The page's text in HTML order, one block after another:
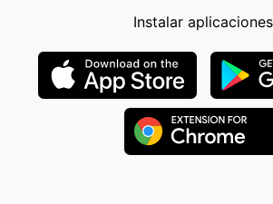
Instalar aplicaciones